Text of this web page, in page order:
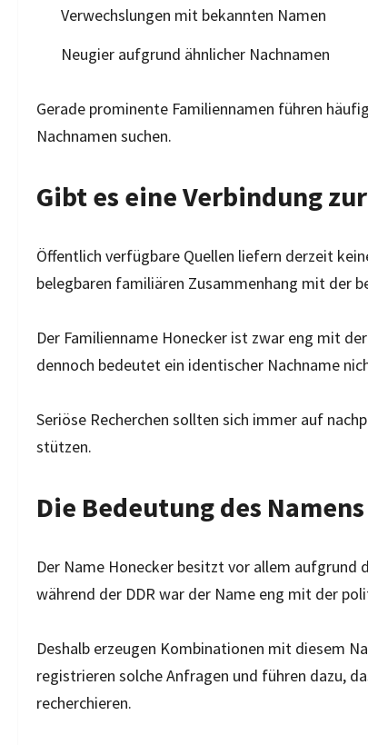
Verwechslungen mit bekannten Namen
Neugier aufgrund ähnlicher Nachnamen
Gerade prominente Familiennamen führen
Nachnamen suchen.
Gibt es eine Verbindung
Öffentlich verfügbare Quellen liefern derzeit
belegbaren familiären Zusammenhang mit der
Der Familienname Honecker ist zwar eng mit
dennoch bedeutet ein identischer Nachname
Seriöse Recherchen sollten sich immer auf
stützen.
Die Bedeutung des
Der Name Honecker besitzt vor allem aufgrund
während der DDR war der Name eng mit der
Deshalb erzeugen Kombinationen mit diesem
registrieren solche Anfragen und führen dazu,
recherchieren.